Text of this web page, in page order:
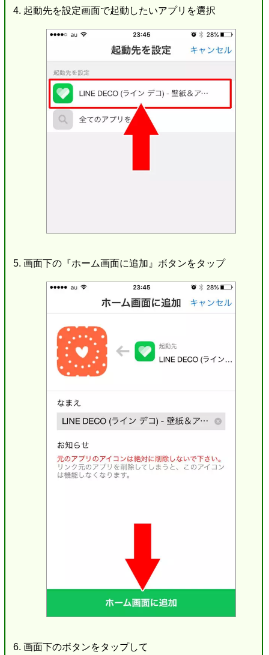
起動先を設定画面で起動したいアプリを選択
画面下の『ホーム画面に追加』ボタンをタップ
画面下のボタンをタップして